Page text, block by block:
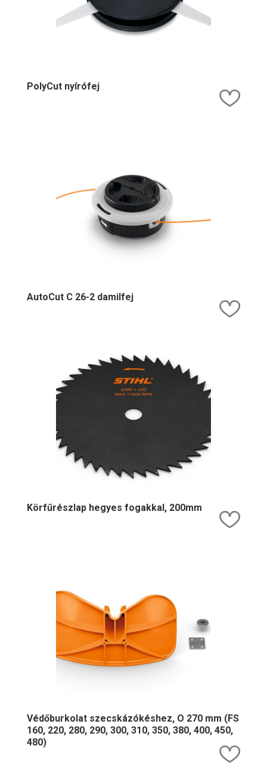
PolyCut nyírófej
AutoCut C 26-2 damilfej
Körfűrészlap hegyes fogakkal, 200mm
Védőburkolat szecskázókéshez, O 270 mm (FS
160, 220, 280, 290, 300, 310, 350, 380, 400, 450,
480)